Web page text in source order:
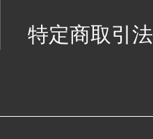
特定商取引法